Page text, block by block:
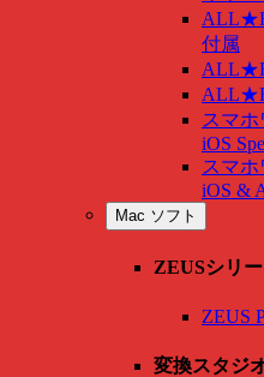
付属
スマ
iOS
スマ
iOS &
Mac ソフト
ZEUSシリ
ZEUS
変換スタジ